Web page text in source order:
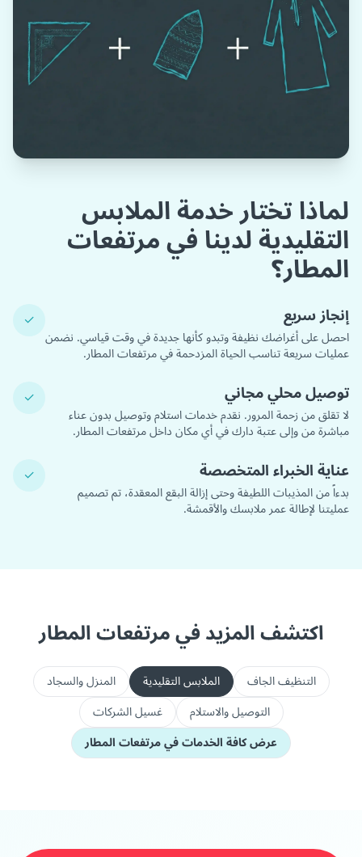
لماذا تختار خدمة الملابس
التقليدية لدينا في مرتفعات
المطار؟
✓ إنجاز سريع
احصل على أغراضك نظيفة وتبدو كأنها جديدة في وقت قياسي. نضمن
عمليات سريعة تناسب الحياة المزدحمة في مرتفعات المطار.
✓ توصيل محلي مجاني
لا تقلق من زحمة المرور. نقدم خدمات استلام وتوصيل بدون عناء
مباشرة من وإلى عتبة دارك في أي مكان داخل مرتفعات المطار.
✓ عناية الخبراء المتخصصة
بدءاً من المذيبات اللطيفة وحتى إزالة البقع المعقدة، تم تصميم
عمليتنا لإطالة عمر ملابسك والأقمشة.
اكتشف المزيد في مرتفعات المطار
التنظيف الجاف الملابس التقليدية
المنزل والسجاد
التوصيل والاستلام
غسيل الشركات
عرض كافة الخدمات في مرتفعات المطار